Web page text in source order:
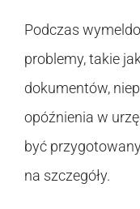
Podczas
problemy, takie
dokumentów,
opóźnienia w
być
na szczegóły.